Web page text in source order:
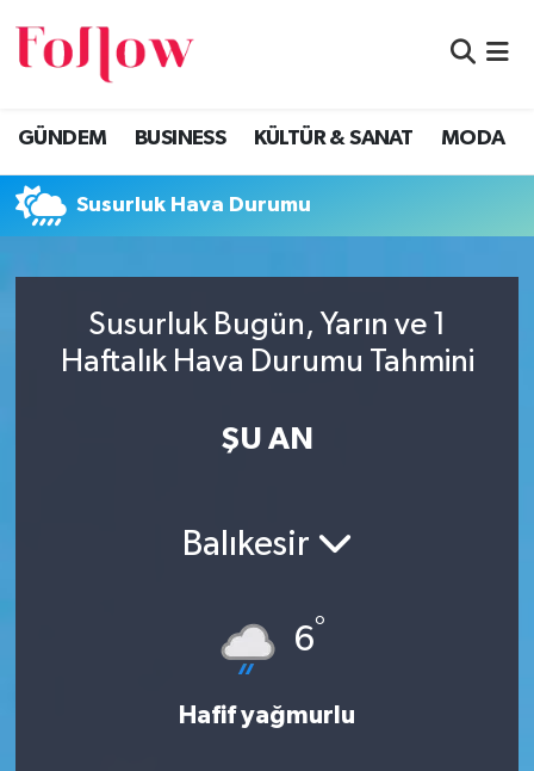
GÜNDEM BUSINESS KÜLTÜR & SANAT MODA
Susurluk Hava Durumu
Susurluk Bugün, Yarın ve 1
Haftalık Hava Durumu Tahmini
ŞU AN
Balıkesir
6°
Hafif yağmurlu
GÜNDEM
BUSINESS
KÜLTÜR & SANAT
MODA
EĞİTİM
Eskişehir Nöbetçi Eczaneler
Eskişehir Hava Durumu
Eskişehir Namaz Vakitleri
Eskişehir Trafik Yoğunluk Haritası
Süper Lig Puan Durumu ve Fikstür
Son Dakika Haberleri